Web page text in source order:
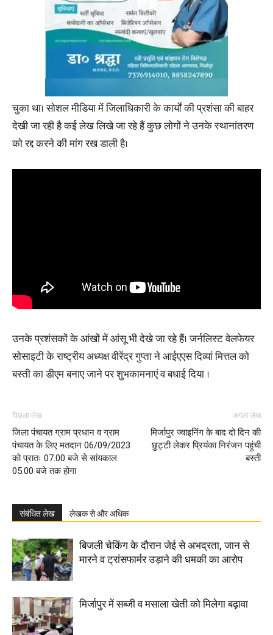
चुका था। सोशल मीडिया में जिलाधिकारी के कार्यों की प्रशंसा की बाहर
देखी जा रही है कई लेख लिखे जा रहे हैं कुछ लोगों ने उनके स्थानांतरण
को रद्द करने की मांग रख डाली है।
उनके प्रशंसकों के आंखों में आंसू भी देखे जा रहे हैं। जर्नलिस्ट वेलफेयर
सोसाइटी के राष्ट्रीय अध्यक्ष वीरेंद्र गुप्ता ने आईएएस दिव्यां मित्तल को
बस्ती का डीएम बनाए जाने पर शुभकामनाएं व बधाई दिया ।
पिछला लेख
जिला पंचायत ग्राम प्रधान व ग्राम
पंचायत के लिए मतदान 06/09/2023
को प्रातः 07.00 बजे से सांयकाल
05.00 बजे तक होगा
अगला लेख
मिर्जापुर ज्वाइनिंग के बाद दो दिन की
छुट्टी लेकर प्रियंका निरंजन पहुंची
बस्ती
संबंधित लेख लेखक से और अधिक
बिजली चेकिंग के दौरान जेई से अभद्रता, जान से
मारने व ट्रांसफार्मर उड़ाने की धमकी का आरोप
मिर्जापुर में सब्जी व मसाला खेती को मिलेगा बढ़ावा